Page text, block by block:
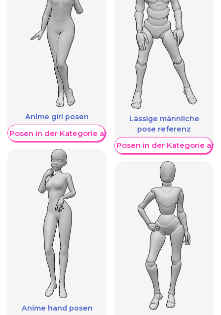
Anime girl posen
Posen in der Kategorie anzeigen
Anime hand posen
Lässige männliche
pose referenz
Weitere Posen in der Kategorie